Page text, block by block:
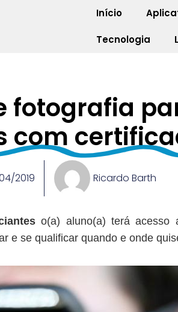
Início
Tecnologia
fotografia
com
2019 Ricardo Barth
o(a) aluno(a) terá acesso
e se qualificar quando e onde